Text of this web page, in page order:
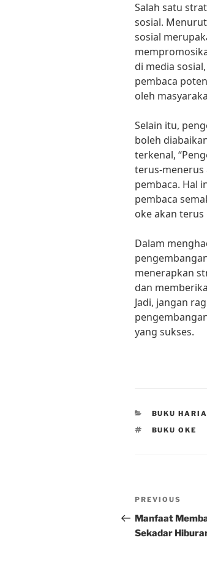
Salah satu
sosial.
sosial
di media
pembaca
oleh
Selain itu,
boleh
terkenal,
terus-menerus
pembaca. Hal
pembaca
oke akan
Dalam
menerapkan
dan
Jadi, jangan
yang sukses.
BUKU
TAGS
BUKU OKE
Post
Previous
Post
PREVIOUS
Manfaat
Sekadar